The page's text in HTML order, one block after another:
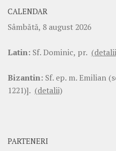
CALENDAR
Sâmbătă, 8 august 2026
Latin: Sf. Dominic, pr.
Bizantin: Sf. ep. m. Emilian
1221)]. (detalii)
PARTENERI